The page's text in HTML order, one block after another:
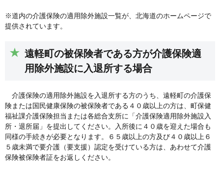
※道内の介護保険の適用除外施設一覧が、北海道のホームページで
提供されています。
遠軽町の被保険者である方が介護保険適
用除外施設に入退所する場合
介護保険の適用除外施設を入退所する方のうち、遠軽町の介護保
険または国民健康保険の被保険者である４０歳以上の方は、町保健
福祉課介護保険担当または各総合支所に「介護保険適用除外施設入
所・退所届」を提出してください。入所後に４０歳を迎えた場合も
同様の手続きが必要となります。６５歳以上の方及び４０歳以上６
５歳未満で要介護（要支援）認定を受けている方は、あわせて介護
保険被保険者証をお返しください。